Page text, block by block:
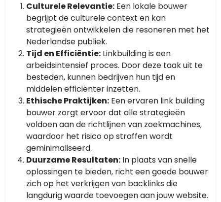
Culturele Relevantie: Een lokale bouwer
begrijpt de culturele context en kan
strategieën ontwikkelen die resoneren met het
Nederlandse publiek.
Tijd en Efficiëntie: Linkbuilding is een
arbeidsintensief proces. Door deze taak uit te
besteden, kunnen bedrijven hun tijd en
middelen efficiënter inzetten.
Ethische Praktijken: Een ervaren link building
bouwer zorgt ervoor dat alle strategieën
voldoen aan de richtlijnen van zoekmachines,
waardoor het risico op straffen wordt
geminimaliseerd.
Duurzame Resultaten: In plaats van snelle
oplossingen te bieden, richt een goede bouwer
zich op het verkrijgen van backlinks die
langdurig waarde toevoegen aan jouw website.